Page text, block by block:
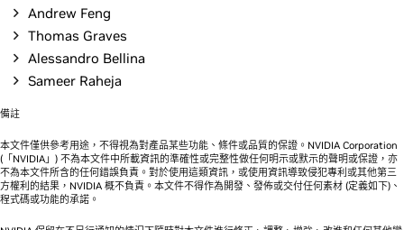
Andrew Feng
Thomas Graves
Alessandro Bellina
Sameer Raheja
備註
本文件僅供參考用途，不得視為對產品某些功能、條件或品質的保證。NVIDIA Corporation
(「NVIDIA」) 不為本文件中所載資訊的準確性或完整性做任何明示或默示的聲明或保證，亦
不為本文件所含的任何錯誤負責。對於使用這類資訊，或使用資訊導致侵犯專利或其他第三
方權利的結果，NVIDIA 概不負責。本文件不得作為開發、發佈或交付任何素材 (定義如下)、
程式碼或功能的承諾。